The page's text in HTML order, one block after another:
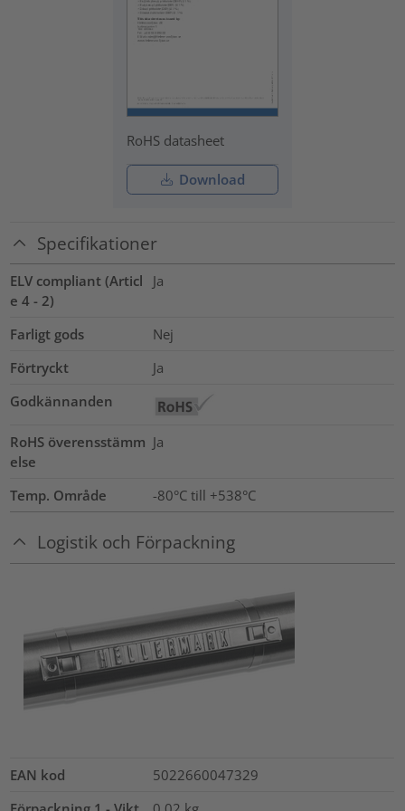
RoHS datasheet
Download
Specifikationer
ELV compliant (Articl
e 4 - 2)
Ja
Farligt gods
Nej
Förtryckt
Ja
Godkännanden
RoHS överensstämm
else
Ja
Temp. Område -80°C till +538°C
Logistik och Förpackning
EAN kod
5022660047329